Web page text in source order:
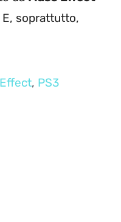
E, soprattutto,
, PS3